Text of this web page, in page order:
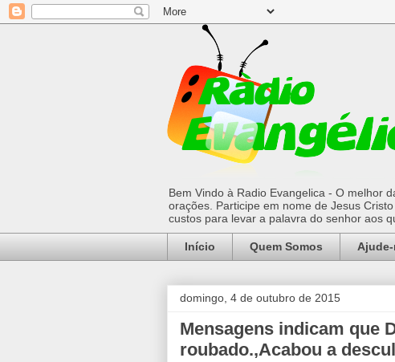
Bem Vindo à Radio Evangelica - O melhor
orações. Participe em nome de Jesus
custos para levar a palavra do senhor aos
Início Quem Somos
domingo, 4 de outubro de 2015
Mensagens indicam que
roubado.,Acabou a